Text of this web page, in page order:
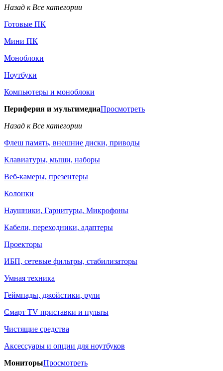
Назад к Все категории
Готовые ПК
Мини ПК
Моноблоки
Ноутбуки
Компьютеры и моноблоки
Периферия и мультимедиаПросмотреть
Назад к Все категории
Флеш память, внешние диски, приводы
Клавиатуры, мыши, наборы
Веб-камеры, презентеры
Колонки
Наушники, Гарнитуры, Микрофоны
Кабели, переходники, адаптеры
Проекторы
ИБП, сетевые фильтры, стабилизаторы
Умная техника
Геймпады, джойстики, рули
Смарт TV приставки и пульты
Чистящие средства
Аксессуары и опции для ноутбуков
МониторыПросмотреть